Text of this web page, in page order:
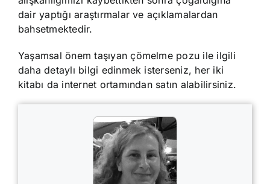
dair yaptığı araştırmalar ve açıklamalardan
bahsetmektedir.
Yaşamsal önem taşıyan çömelme pozu ile ilgili
daha detaylı bilgi edinmek isterseniz, her iki
kitabı da internet ortamından satın alabilirsiniz.